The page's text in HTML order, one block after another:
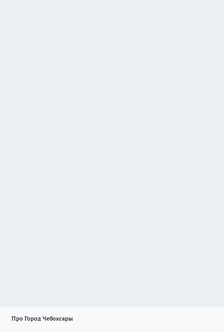
Про Город Чебоксары